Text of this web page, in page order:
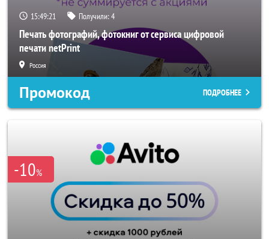
15:49:19 Получили:4
Печать фотографий, фотокниг от сервиса цифровой
печати netPrint
Россия
Промокод ПОДРОБНЕЕ
-10%